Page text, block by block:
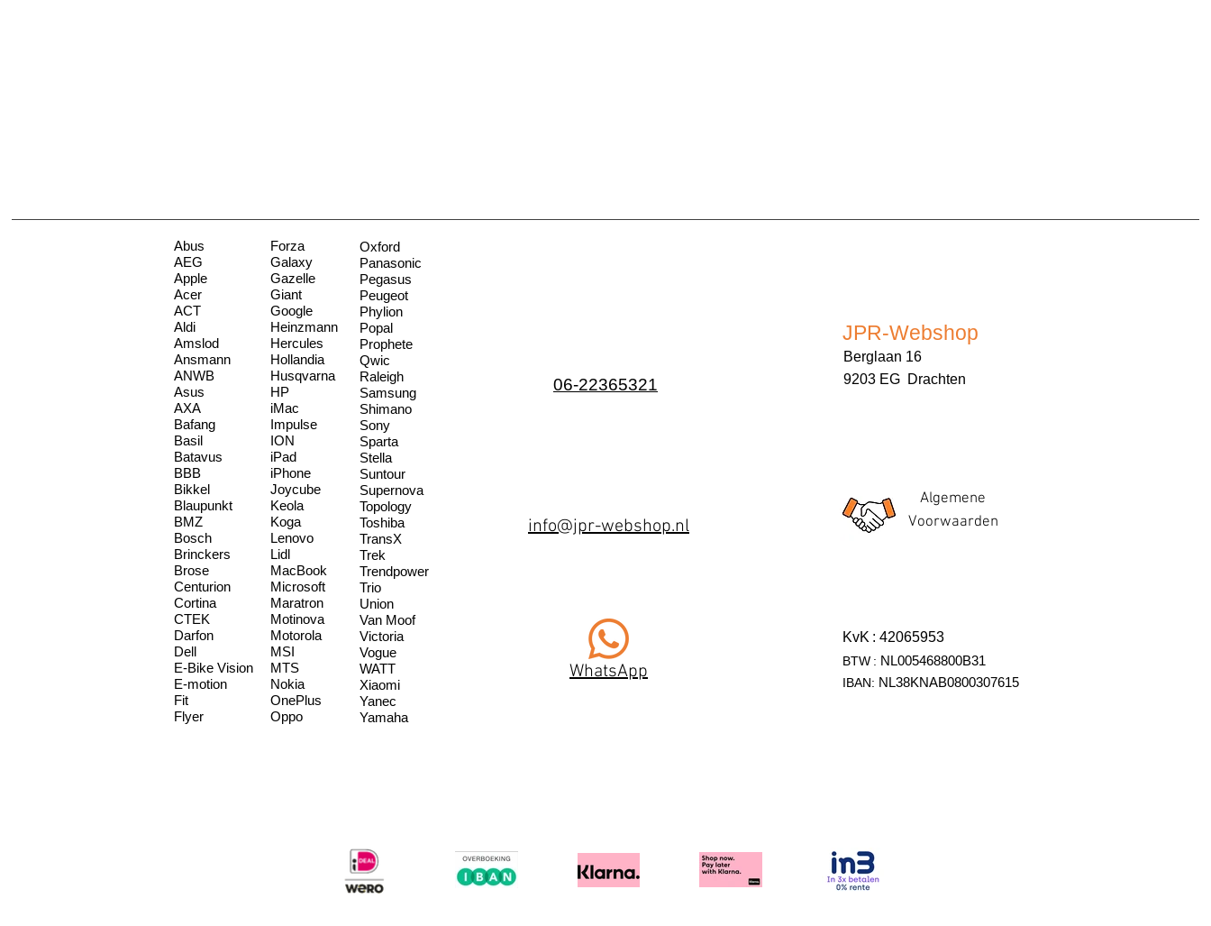
Abus
AEG
Apple
Acer
ACT
Aldi
Amslod
Ansmann
ANWB
Asus
AXA
Bafang
Basil
Batavus
BBB
Bikkel
Blaupunkt
BMZ
Bosch
Brinckers
Brose
Centurion
Cortina
CTEK
Darfon
Dell
E-Bike Vision
E-motion
Fit
Flyer
Forza
Galaxy
Gazelle
Giant
Google
Heinzmann
Hercules
Hollandia
Husqvarna
HP
iMac
Impulse
ION
iPad
iPhone
Joycube
Keola
Koga
Lenovo
Lidl
MacBook
Microsoft
Maratron
Motinova
Motorola
MSI
MTS
Nokia
OnePlus
Oppo
Oxford
Panasonic
Pegasus
Peugeot
Phylion
Popal
Prophete
Qwic
Raleigh
Samsung
Shimano
Sony
Sparta
Stella
Suntour
Supernova
Topology
Toshiba
TransX
Trek
Trendpower
Trio
Union
Van Moof
Victoria
Vogue
WATT
Xiaomi
Yanec
Yamaha
06-22365321
info@jpr-webshop.nl
WhatsApp
JPR-Webshop
Berglaan 16
9203 EG Drachten
Algemene
Voorwaarden
KvK : 42065953
BTW : NL005468800B31
IBAN: NL38KNAB0800307615